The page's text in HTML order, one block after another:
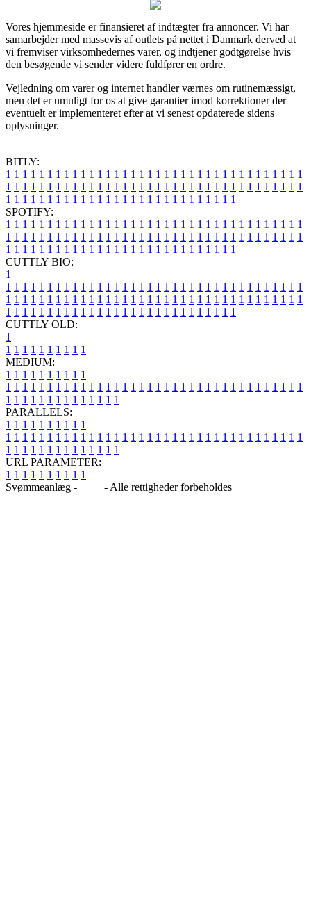
Vores hjemmeside er finansieret af indtægter fra annoncer. Vi har
samarbejder med massevis af outlets på nettet i Danmark derved at
vi fremviser virksomhedernes varer, og indtjener godtgørelse hvis
den besøgende vi sender videre fuldfører en ordre.
Vejledning om varer og internet handler værnes om rutinemæssigt,
men det er umuligt for os at give garantier imod korrektioner der
eventuelt er implementeret efter at vi senest opdaterede sidens
oplysninger.
BITLY:
1 1 1 1 1 1 1 1 1 1 1 1 1 1 1 1 1 1 1 1 1 1 1 1 1 1 1 1 1 1 1 1 1 1 1 1
1 1 1 1 1 1 1 1 1 1 1 1 1 1 1 1 1 1 1 1 1 1 1 1 1 1 1 1 1 1 1 1 1 1 1 1
1 1 1 1 1 1 1 1 1 1 1 1 1 1 1 1 1 1 1 1 1 1 1 1 1 1 1 1
SPOTIFY:
1 1 1 1 1 1 1 1 1 1 1 1 1 1 1 1 1 1 1 1 1 1 1 1 1 1 1 1 1 1 1 1 1 1 1 1
1 1 1 1 1 1 1 1 1 1 1 1 1 1 1 1 1 1 1 1 1 1 1 1 1 1 1 1 1 1 1 1 1 1 1 1
1 1 1 1 1 1 1 1 1 1 1 1 1 1 1 1 1 1 1 1 1 1 1 1 1 1 1 1
CUTTLY BIO:
1
1 1 1 1 1 1 1 1 1 1 1 1 1 1 1 1 1 1 1 1 1 1 1 1 1 1 1 1 1 1 1 1 1 1 1 1
1 1 1 1 1 1 1 1 1 1 1 1 1 1 1 1 1 1 1 1 1 1 1 1 1 1 1 1 1 1 1 1 1 1 1 1
1 1 1 1 1 1 1 1 1 1 1 1 1 1 1 1 1 1 1 1 1 1 1 1 1 1 1 1
CUTTLY OLD:
1
1 1 1 1 1 1 1 1 1 1
MEDIUM:
1 1 1 1 1 1 1 1 1 1
1 1 1 1 1 1 1 1 1 1 1 1 1 1 1 1 1 1 1 1 1 1 1 1 1 1 1 1 1 1 1 1 1 1 1 1
1 1 1 1 1 1 1 1 1 1 1 1 1 1
PARALLELS:
1 1 1 1 1 1 1 1 1 1
1 1 1 1 1 1 1 1 1 1 1 1 1 1 1 1 1 1 1 1 1 1 1 1 1 1 1 1 1 1 1 1 1 1 1 1
1 1 1 1 1 1 1 1 1 1 1 1 1 1
URL PARAMETER:
1 1 1 1 1 1 1 1 1 1
Svømmeanlæg -
- Alle rettigheder forbeholdes